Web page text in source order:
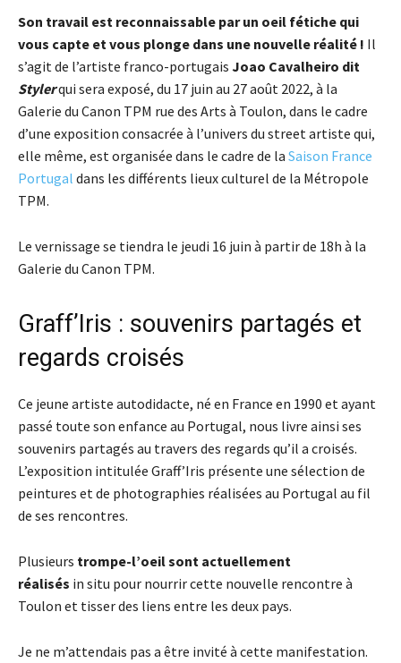
Son travail est reconnaissable par un oeil fétiche qui
vous capte et vous plonge dans une nouvelle réalité ! Il
s’agit de l’artiste franco-portugais Joao Cavalheiro dit
Stylerqui sera exposé, du 17 juin au 27 août 2022, à la
Galerie du Canon TPM rue des Arts à Toulon, dans le cadre
d’une exposition consacrée à l’univers du street artiste qui,
elle même, est organisée dans le cadre de la Saison France
Portugal dans les différents lieux culturel de la Métropole
TPM.
Le vernissage se tiendra le jeudi 16 juin à partir de 18h à la
Galerie du Canon TPM.
Graff’Iris : souvenirs partagés et
regards croisés
Ce jeune artiste autodidacte, né en France en 1990 et ayant
passé toute son enfance au Portugal, nous livre ainsi ses
souvenirs partagés au travers des regards qu’il a croisés.
L’exposition intitulée Graff’Iris présente une sélection de
peintures et de photographies réalisées au Portugal au fil
de ses rencontres.
Plusieurs trompe-l’oeil sont actuellement
réalisés in situ pour nourrir cette nouvelle rencontre à
Toulon et tisser des liens entre les deux pays.
Je ne m’attendais pas a être invité à cette manifestation.